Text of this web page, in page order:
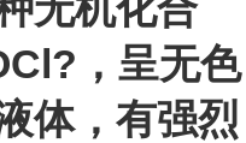
，呈无色
体，有强烈